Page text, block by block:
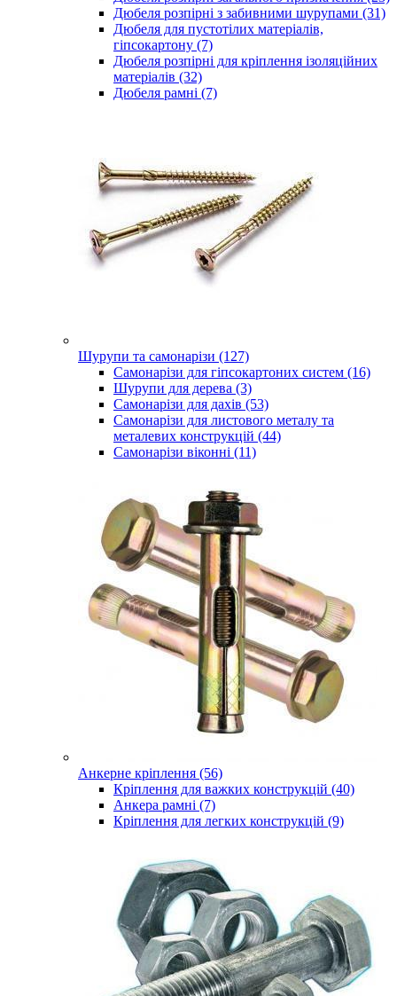
Дюбеля розпірні з забивними шурупами (31)
Дюбеля для пустотілих матеріалів,
гіпсокартону (7)
Дюбеля розпірні для кріплення ізоляційних
матеріалів (32)
Дюбеля рамні (7)
Шурупи та самонарізи (127)
Самонарізи для гіпсокартоних систем (16)
Шурупи для дерева (3)
Самонарізи для дахів (53)
Самонарізи для листового металу та
металевих конструкцій (44)
Самонарізи віконні (11)
Анкерне кріплення (56)
Кріплення для важких конструкцій (40)
Анкера рамні (7)
Кріплення для легких конструкцій (9)